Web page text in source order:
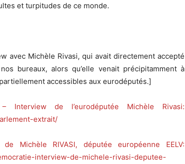
et turpitudes de ce monde.
avec Michèle Rivasi, qui avait directement accepté
bureaux, alors qu’elle venait précipitamment à
accessibles aux eurodéputés.]
Interview de l’eurodéputée Michèle Rivasi:
extrait/
Michèle RIVASI, députée européenne EELV:
interview-de-michele-rivasi-deputee-